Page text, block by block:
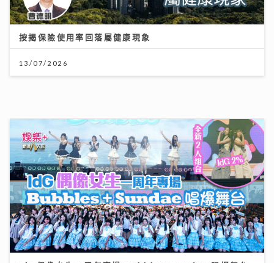
IdG偶像女生一周年專場 Bubbles+Sundae 唱爆舞台
驚喜公布新二人組合「IdG 2%」誕生 平均得16歲
15/07/2026